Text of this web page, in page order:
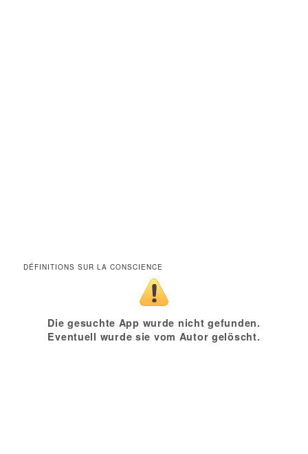
DÉFINITIONS SUR LA CONSCIENCE